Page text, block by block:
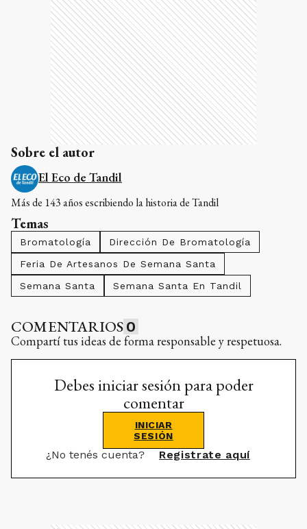
Sobre el autor
El Eco de Tandil
Más de 143 años escribiendo la historia de Tandil
Temas
Bromatología
Dirección De Bromatología
Feria De Artesanos De Semana Santa
Semana Santa
Semana Santa En Tandil
COMENTARIOS 0
Compartí tus ideas de forma responsable y respetuosa.
Debes iniciar sesión para poder
comentar
INICIAR
SESIÓN
¿No tenés cuenta? Registrate aquí